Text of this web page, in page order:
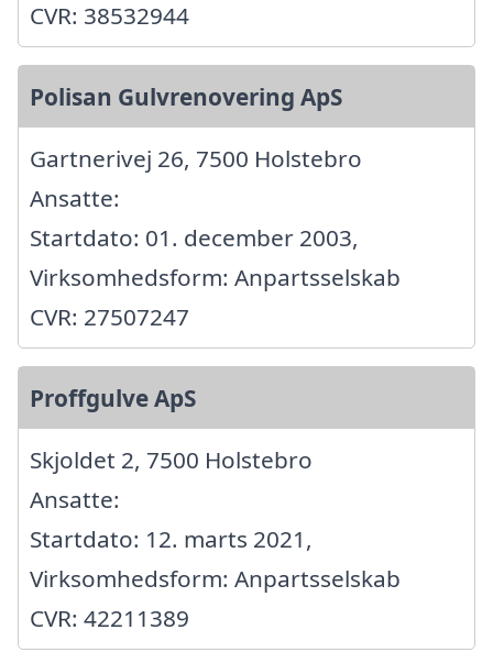
CVR: 38532944
Polisan Gulvrenovering ApS
Gartnerivej 26, 7500 Holstebro
Ansatte:
Startdato: 01. december 2003,
Virksomhedsform: Anpartsselskab
CVR: 27507247
Proffgulve ApS
Skjoldet 2, 7500 Holstebro
Ansatte:
Startdato: 12. marts 2021,
Virksomhedsform: Anpartsselskab
CVR: 42211389